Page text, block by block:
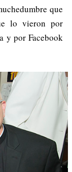
que
lo vieron por
y por Facebook